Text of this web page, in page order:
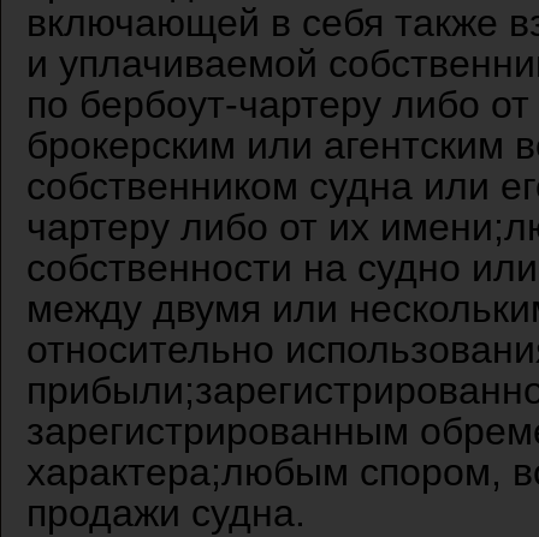
включающей в себя также
и уплачиваемой
по бербоут-чартеру либо
брокерским или
собственником судна или
чартеру либо от их
собственности на судно
между двумя или
относительно
зарегистрированным
характера;любым спором,
продажи судна.